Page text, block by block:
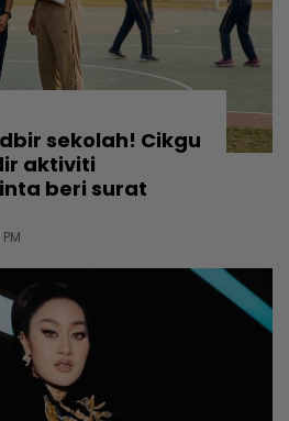
sekolah! Cikgu
aktiviti
beri surat